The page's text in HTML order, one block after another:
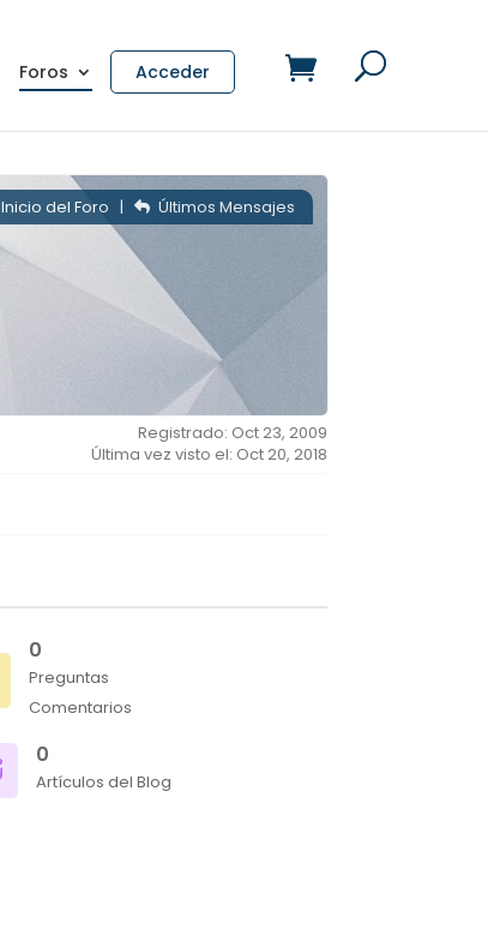
Foros Acceder
Inicio del Foro | Últimos Mensajes
Registrado: Oct 23, 2009
Última vez visto el: Oct 20, 2018
0
Preguntas
Comentarios
0
Artículos del Blog